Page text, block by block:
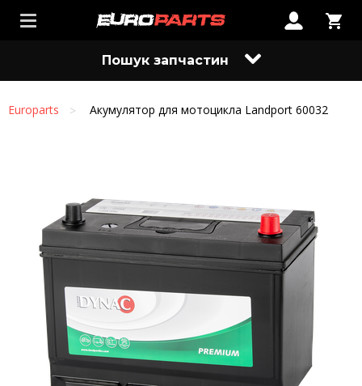
Пошук запчастин
Europarts Акумулятор для мотоцикла Landport 60032